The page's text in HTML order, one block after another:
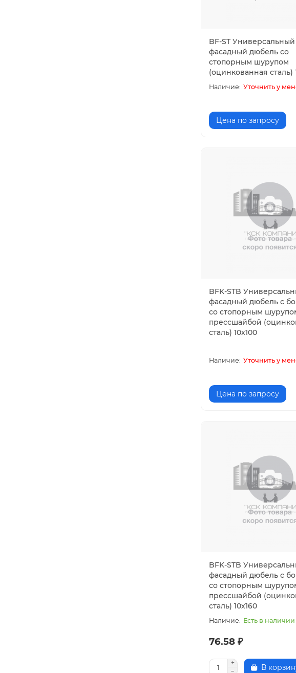
BF-ST Универсальный
фасадный дюбель со
стопорным шурупом
(оцинкованная сталь)
Уточнить у
Цена по запросу
BFK-STB
фасадный дюбель с
со стопорным
прессшайбой
сталь) 10х100
Уточнить у
Цена по запросу
BFK-STB
фасадный дюбель с
со стопорным
прессшайбой
сталь) 10х160
Есть в наличии
76.58 ₽
В